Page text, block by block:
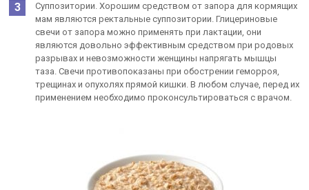
Суппозитории. Хорошим средством от запора для кормящих
мам являются ректальные суппозитории. Глицериновые
свечи от запора можно применять при лактации, они
являются довольно эффективным средством при родовых
разрывах и невозможности женщины напрягать мышцы
таза. Свечи противопоказаны при обострении геморроя,
трещинах и опухолях прямой кишки. В любом случае, перед их
применением необходимо проконсультироваться с врачом.